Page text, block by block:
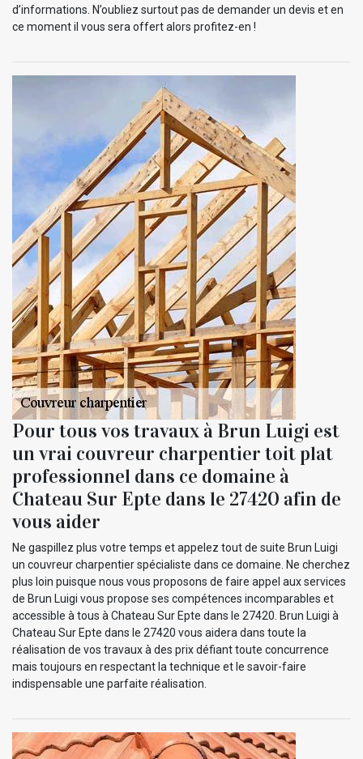
d’informations. N’oubliez surtout pas de demander un devis et en
ce moment il vous sera offert alors profitez-en !
Pour tous vos travaux à Brun Luigi est
un vrai couvreur charpentier toit plat
professionnel dans ce domaine à
Chateau Sur Epte dans le 27420 afin de
vous aider
Ne gaspillez plus votre temps et appelez tout de suite Brun Luigi
un couvreur charpentier spécialiste dans ce domaine. Ne cherchez
plus loin puisque nous vous proposons de faire appel aux services
de Brun Luigi vous propose ses compétences incomparables et
accessible à tous à Chateau Sur Epte dans le 27420. Brun Luigi à
Chateau Sur Epte dans le 27420 vous aidera dans toute la
réalisation de vos travaux à des prix défiant toute concurrence
mais toujours en respectant la technique et le savoir-faire
indispensable une parfaite réalisation.